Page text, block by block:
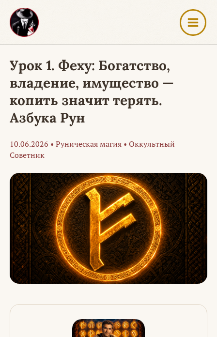
Перейти
содержимому
Урок 1. Феху: Богатство,
владение, имущество —
копить значит терять.
Азбука Рун
10.06.2026 • Руническая магия • Оккультный
Советник